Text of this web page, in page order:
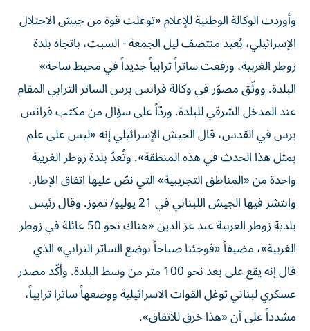
وأوردت الوكالة الوطنية للإعلام «توغلت قوة من جيش الاحتلال
الإسرائيلي، بُعيد منتصف ليل الجمعة - السبت، باتجاه بلدة
زوطر الغربية، ورفعت ساتراً ترابياً جديداً في محيط ساحة»
البلدة. ووثّق مصوّر في وكالة فرانس برس الساتر الترابي المقام
عند المدخل الشرقي للبلدة. وردّاً على سؤال من مكتب فرانس
برس في القدس، قال الجيش الإسرائيلي إنه «ليس على علم
بمثل هذا الحدث في هذه المنطقة». وتُعدّ بلدة زوطر الغربية
واحدة من «المناطق التجريبية» التي نصّ عليها اتفاق الإطار،
وانتشر فيها الجيش اللبناني في 21 يوليو/ تموز. وقال رئيس
بلدية زوطر الغربية عبد عز الدين «هناك نحو 50 عائلة في زوطر
الغربية»، مضيفاً «فوجئنا صباحاً بوضع الساتر الترابي» الذي
قال إنه يقع على بعد نحو 100 متر من وسط البلدة. وأكّد مصدر
عسكري لبناني توغل القوات الاسرائيلية ووضعهاً ساترا ترابياً،
مشدداً على أن «هذا خرق للاتفاق».